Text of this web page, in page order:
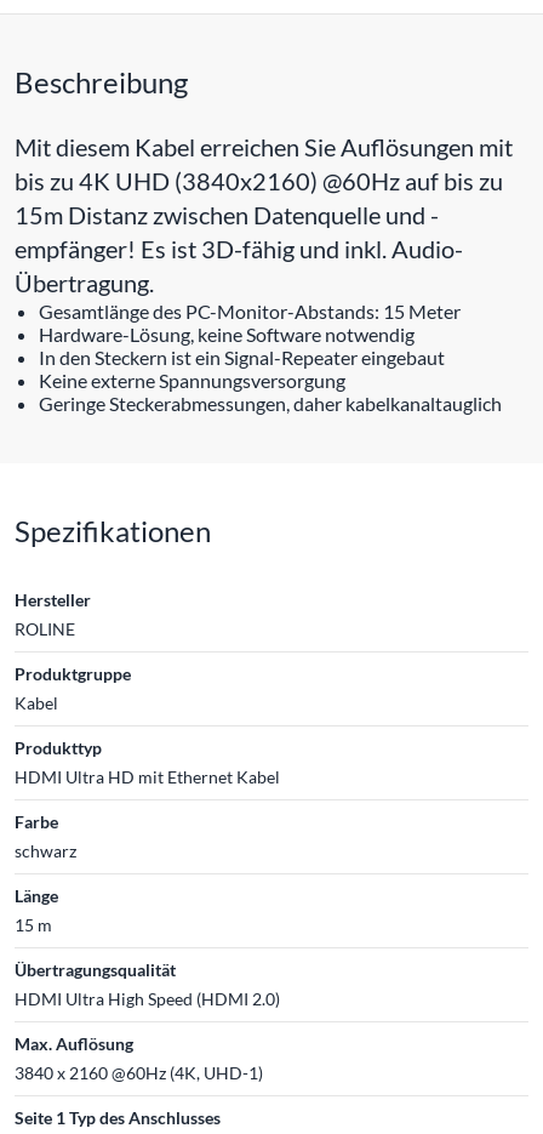
Beschreibung
Mit diesem Kabel erreichen Sie Auflösungen mit
bis zu 4K UHD (3840x2160) @60Hz auf bis zu
15m Distanz zwischen Datenquelle und -
empfänger! Es ist 3D-fähig und inkl. Audio-
Übertragung.
Gesamtlänge des PC-Monitor-Abstands: 15 Meter
Hardware-Lösung, keine Software notwendig
In den Steckern ist ein Signal-Repeater eingebaut
Keine externe Spannungsversorgung
Geringe Steckerabmessungen, daher kabelkanaltauglich
Spezifikationen
Hersteller
ROLINE
Produktgruppe
Kabel
Produkttyp
HDMI Ultra HD mit Ethernet Kabel
Farbe
schwarz
Länge
15 m
Übertragungsqualität
HDMI Ultra High Speed (HDMI 2.0)
Max. Auflösung
3840 x 2160 @60Hz (4K, UHD-1)
Seite 1 Typ des Anschlusses